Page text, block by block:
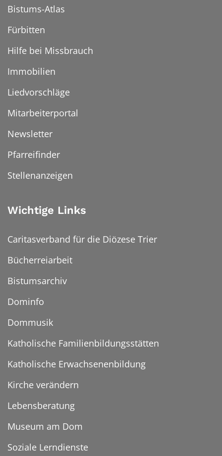
Bistums-Atlas
Fürbitten
Hilfe bei Missbrauch
Immobilien
Liedvorschläge
Mitarbeiterportal
Newsletter
Pfarreifinder
Stellenanzeigen
Wichtige Links
Caritasverband für die Diözese Trier
Bücherreiarbeit
Bistumsarchiv
Dominfo
Dommusik
Katholische Familienbildungsstätten
Katholische Erwachsenenbildung
Kirche verändern
Lebensberatung
Museum am Dom
Soziale Lerndienste